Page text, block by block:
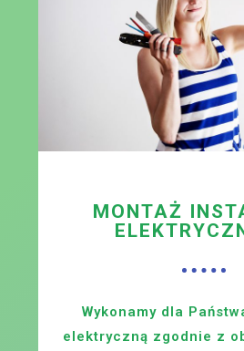
MONTAŻ
Wykonamy dla
elektryczną zgodnie z